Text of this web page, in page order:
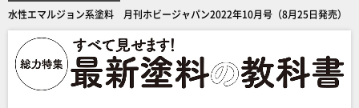
水性エマルジョン系塗料 月刊ホビージャパン2022年10月号（8月25日発売）